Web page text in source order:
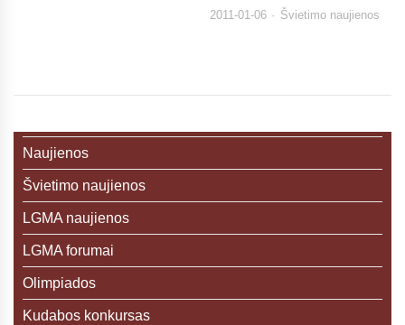
2011-01-06 Švietimo naujienos
Naujienos
Švietimo naujienos
LGMA naujienos
LGMA forumai
Olimpiados
Kudabos konkursas